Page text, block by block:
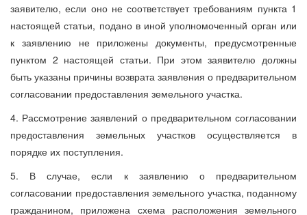
заявителю, если оно не соответствует требованиям пункта 1
настоящей статьи, подано в иной уполномоченный орган или
к заявлению не приложены документы, предусмотренные
пунктом 2 настоящей статьи. При этом заявителю должны
быть указаны причины возврата заявления о предварительном
согласовании предоставления земельного участка.
4. Рассмотрение заявлений о предварительном согласовании
предоставления земельных участков осуществляется в
порядке их поступления.
5. В случае, если к заявлению о предварительном
согласовании предоставления земельного участка, поданному
гражданином, приложена схема расположения земельного